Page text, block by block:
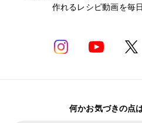
作れるレシピ動画を毎
何かお気づきの点